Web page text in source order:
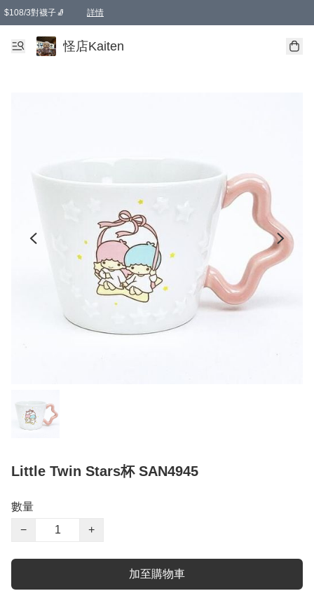
$108/3對襪子🧦 詳情
卡通傘☂️2把8折
購物滿 HKD 650.00即享免運費優惠！（適用於 本地送貨、本地取貨 )
怪店Kaiten
Little Twin Stars杯 SAN4945
數量
−
+
加至購物車